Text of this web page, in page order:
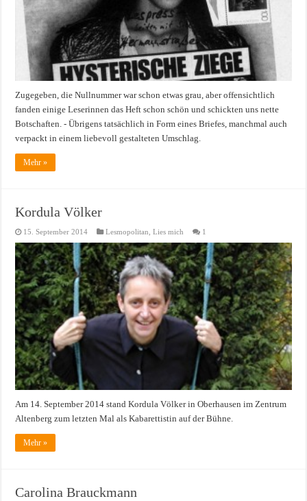
Zugegeben, die Nullnummer war schon etwas grau, aber offensichtlich
fanden einige Leserinnen das Heft schon schön und schickten uns nette
Botschaften. - Übrigens tatsächlich in Form eines Briefes, manchmal auch
verpackt in einem liebevoll gestalteten Umschlag.
Mehr »
Kordula Völker
15. September 2014 Lesmopolitan ,Lies mich 1
Am 14. September 2014 stand Kordula Völker in Oberhausen im Zentrum
Altenberg zum letzten Mal als Kabarettistin auf der Bühne.
Mehr »
Carolina Brauckmann